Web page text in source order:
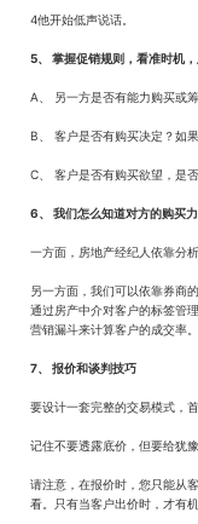
4他开始低声说话。
5、 掌握促销规则，看准时机
A、 另一方是否有能力购买或
B、 客户是否有购买决定？如
C、 客户是否有购买欲望，是
6、 我们怎么知道对方的购买力
一方面，房地产经纪人依靠分
另一方面，我们可以依靠券商
通过房产中介对客户的标签管
营销漏斗来计算客户的成交率。
7、 报价和谈判技巧
要设计一套完整的交易模式，
记住不要透露底价，但要给犹
请注意，在报价时，您只能从
看。只有当客户出价时，才有机